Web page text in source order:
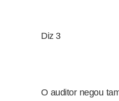
Diz 3
O auditor negou